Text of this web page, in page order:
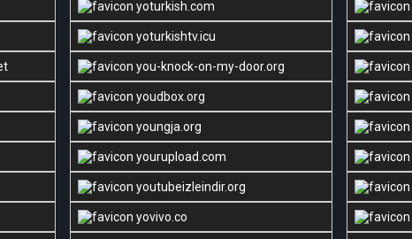
yoturkish.com
yoturkishtv.icu
you-knock-on-my-door.org
youdbox.org
youngja.org
yourupload.com
youtubeizleindir.org
yovivo.co